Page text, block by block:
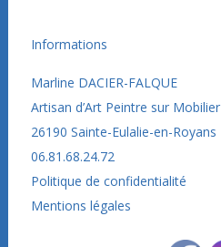
Informations
Marline DACIER-FALQUE
Artisan d’Art Peintre sur Mobilier
26190 Sainte-Eulalie-en-Royans
06.81.68.24.72
Politique de confidentialité
Mentions légales